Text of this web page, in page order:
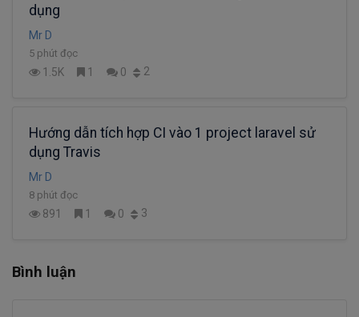
dụng
Mr D
5 phút đọc
1.5K 1 0 2
Hướng dẫn tích hợp CI vào 1 project laravel sử
dụng Travis
Mr D
8 phút đọc
891 1 0 3
Bình luận